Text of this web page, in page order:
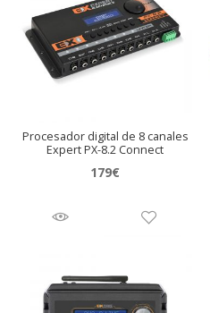
Procesador digital de 8 canales
Expert PX-8.2 Connect
179€